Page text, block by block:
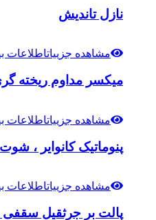
نازل تاندیش
مشاهده جزییاتاطلاعات
میکسر مداوم ریخته
مشاهده جزییاتاطلاعات
پنوماتیک کانوایر ،
مشاهده جزییاتاطلاعات
پالت بر جرثقیل